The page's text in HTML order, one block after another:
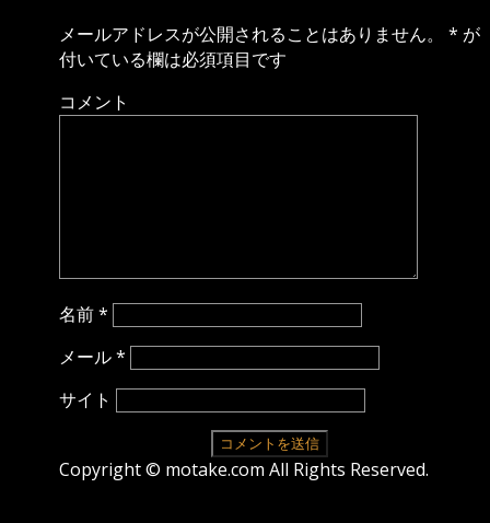
メールアドレスが公開されることはありません。 * が
付いている欄は必須項目です
コメント
名前*
メール*
サイト
Copyright © motake.com All Rights Reserved.